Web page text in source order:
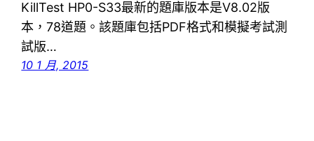
KillTest HP0-S33最新的題庫版本是V8.02版
本，78道題。該題庫包括PDF格式和模擬考試測
試版…
10 1 月, 2015